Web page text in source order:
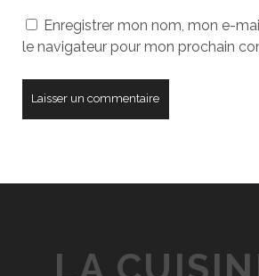
votre
site
Enregistrer mon nom, mon e-
le navigateur pour mon prochain